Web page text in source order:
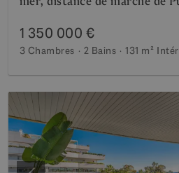
1 350 000 €
3 Chambres 2 Bains 131 m²